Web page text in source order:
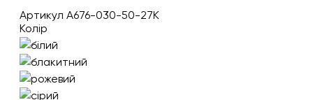
Артикул A676-030-50-27K
Колір